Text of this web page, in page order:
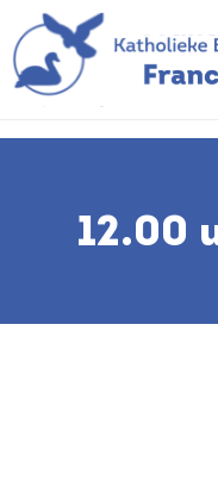
12.00